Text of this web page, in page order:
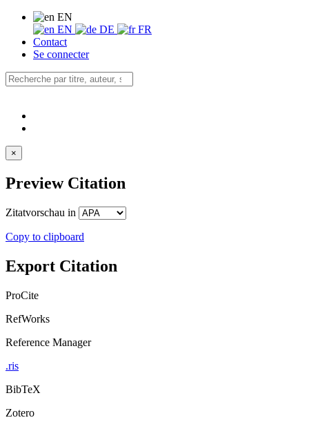
EN
EN
DE
FR
Contact
Se connecter
×
Preview Citation
Zitatvorschau in
Copy to clipboard
Export Citation
ProCite
RefWorks
Reference Manager
.ris
BibTeX
Zotero